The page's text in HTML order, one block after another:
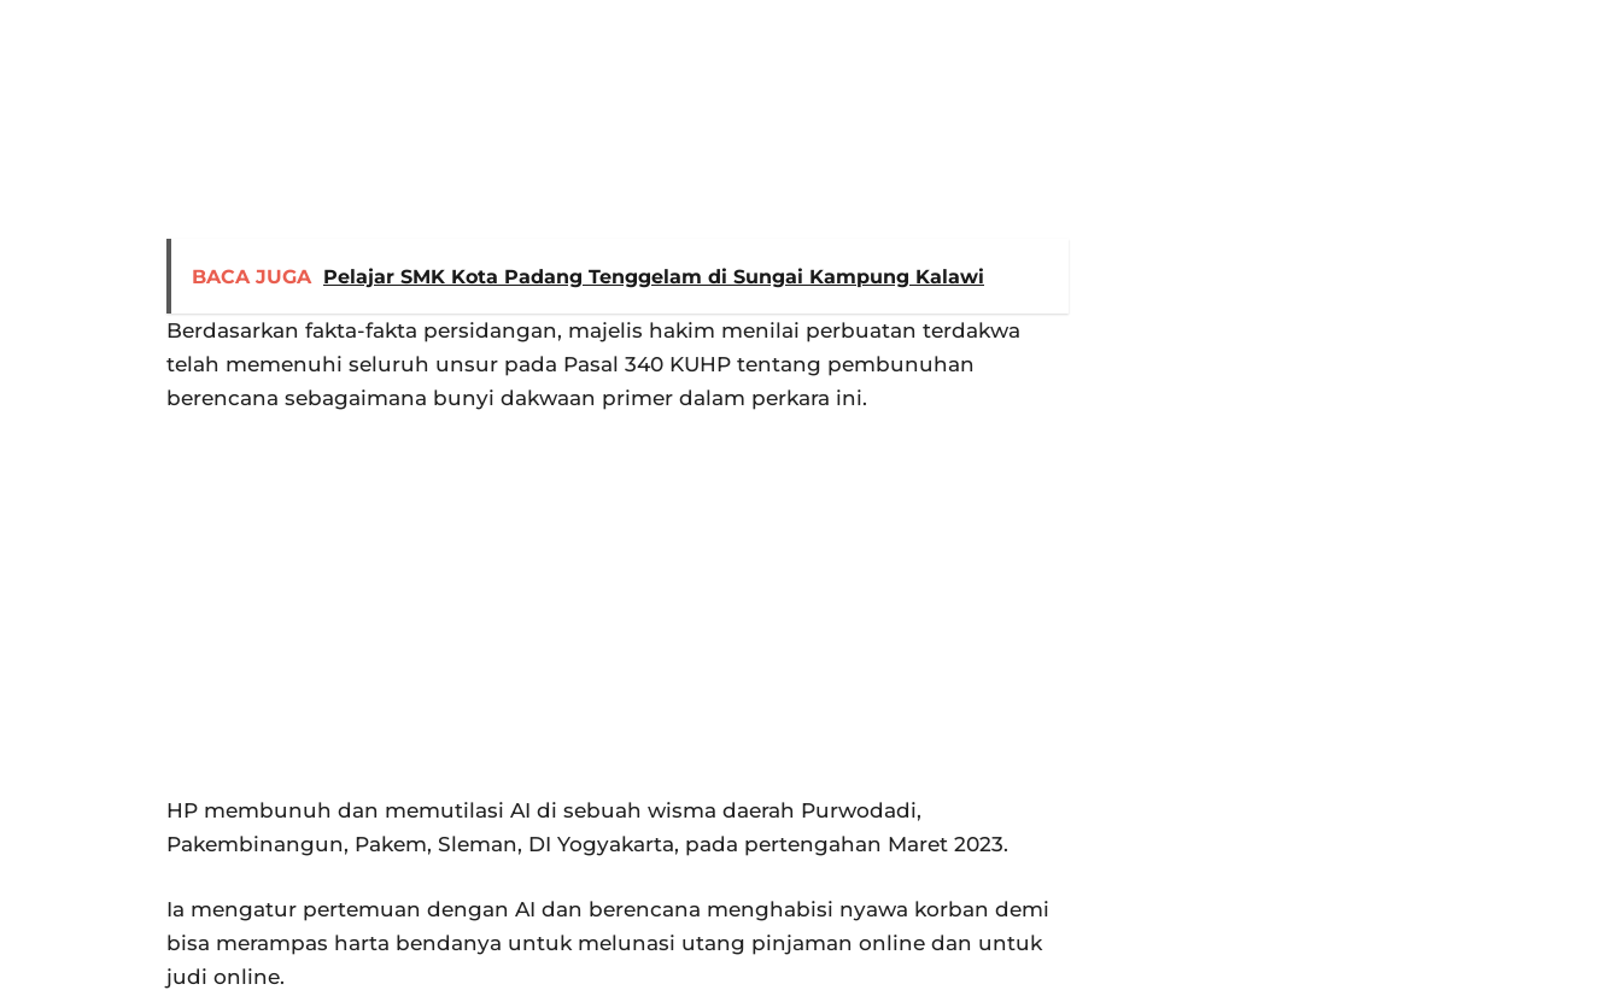
BACA JUGA Pelajar SMK Kota Padang Tenggelam di Sungai Kampung Kalawi
Berdasarkan fakta-fakta persidangan, majelis hakim menilai perbuatan terdakwa
telah memenuhi seluruh unsur pada Pasal 340 KUHP tentang pembunuhan
berencana sebagaimana bunyi dakwaan primer dalam perkara ini.
HP membunuh dan memutilasi AI di sebuah wisma daerah Purwodadi,
Pakembinangun, Pakem, Sleman, DI Yogyakarta, pada pertengahan Maret 2023.
Ia mengatur pertemuan dengan AI dan berencana menghabisi nyawa korban demi
bisa merampas harta bendanya untuk melunasi utang pinjaman online dan untuk
judi online.